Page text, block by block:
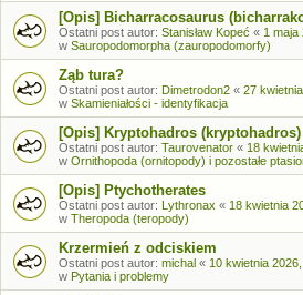
[Opis] Bicharracosaurus
Ostatni post autor: Stanisław Kopeć « 1 maja
w Sauropodomorpha (zauropodomorfy)
Ząb tura?
Ostatni post autor: Dimetrodon2 « 27
w Skamieniałości - identyfikacja
[Opis] Kryptohadros (kryptohadros)
Ostatni post autor: Taurovenator « 18
w Ornithopoda (ornitopody) i pozostałe
[Opis] Ptychotherates
Ostatni post autor: Lythronax « 18 kwietnia
w Theropoda (teropody)
Krzermień z odciskiem
Ostatni post autor: michal « 10 kwietnia
w Pytania i problemy